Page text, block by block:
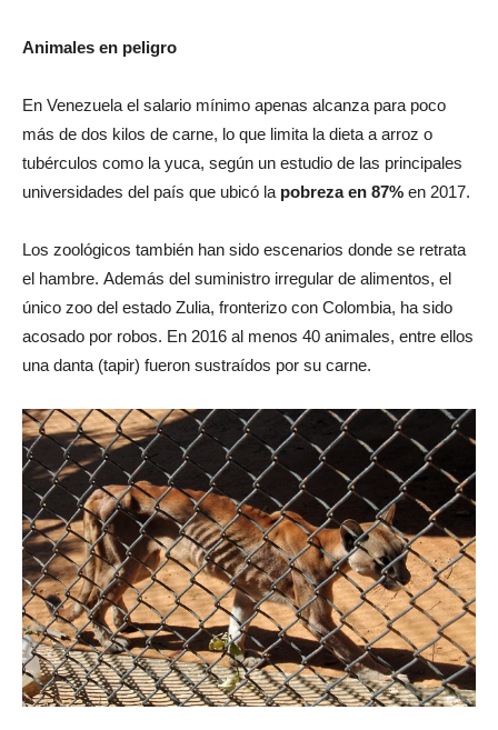
Animales en peligro
En Venezuela el salario mínimo apenas alcanza para poco
más de dos kilos de carne, lo que limita la dieta a arroz o
tubérculos como la yuca, según un estudio de las principales
universidades del país que ubicó la pobreza en 87% en 2017.
Los zoológicos también han sido escenarios donde se retrata
el hambre. Además del suministro irregular de alimentos, el
único zoo del estado Zulia, fronterizo con Colombia, ha sido
acosado por robos. En 2016 al menos 40 animales, entre ellos
una danta (tapir) fueron sustraídos por su carne.